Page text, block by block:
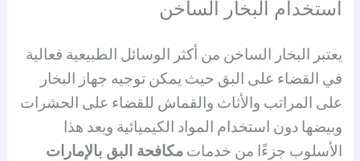
استخدام البخار الساخن
يعتبر البخار الساخن من أكثر الوسائل الطبيعية فعالية
في القضاء على البق حيث يمكن توجيه جهاز البخار
على المراتب والأثاث والقماش للقضاء على الحشرات
وبيضها دون استخدام المواد الكيميائية ويعد هذا
الأسلوب جزءًا من خدماتمكافحة البق بالإمارات